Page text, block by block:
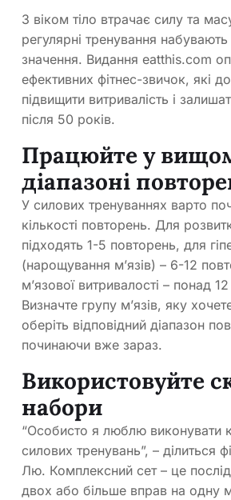
З віком тіло втрачає силу та
регулярні тренування
значення. Видання eatthis.com
ефективних фітнес-звичок, які
підвищити витривалість і
після 50 років.
Працюйте у
діапазоні
У силових тренуваннях варто
кількості повторень. Для
підходять 1-5 повторень, для
(нарощування м’язів) – 6-12
м’язової витривалості – понад
Визначте групу м’язів, яку
оберіть відповідний діапазон
починаючи вже зараз.
Використовуйте
набори
“Особисто я люблю виконувати
силових тренувань”, – ділиться
Лю. Комплексний сет – це
двох або більше вправ на одну